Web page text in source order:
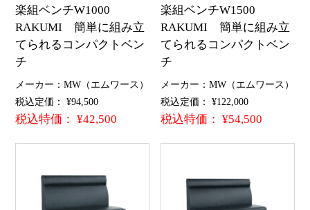
楽組ベンチW1000
RAKUMI 簡単に組み立
てられるコンパクトベン
チ
メーカー：MW（エムワース）
税込定価： ¥94,500
税込特価： ¥42,500
楽組ベンチW1500
RAKUMI 簡単に組み立
てられるコンパクトベン
チ
メーカー：MW（エムワース）
税込定価： ¥122,000
税込特価： ¥54,500